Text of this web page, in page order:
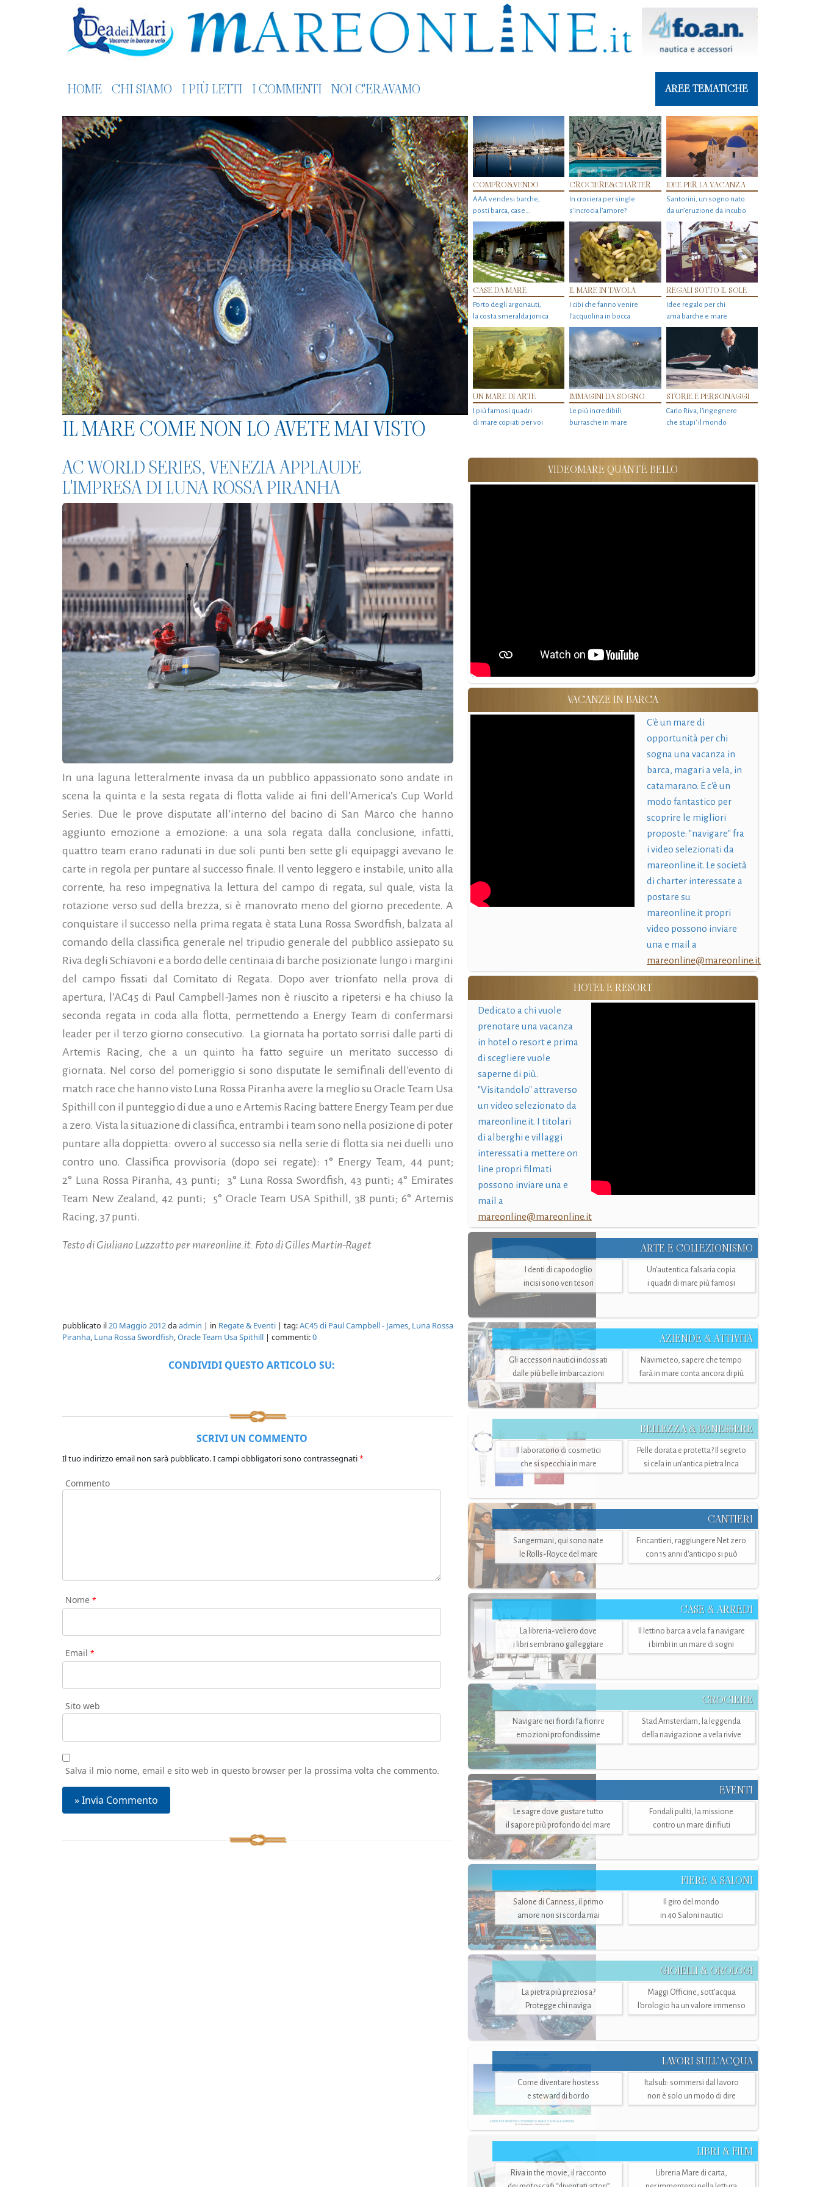
HOME CHI SIAMO I PIÙ LETTI I COMMENTI NOI C'ERAVAMO AREE TEMATICHE
IL MARE COME NON LO AVETE MAI VISTO
COMPRO&VENDO
AAA vendesi barche,
posti barca, case…
CROCIERE&CHARTER
In crociera per single
s'incrocia l’amore?
IDEE PER LA VACANZA
Santorini, un sogno nato
da un’eruzione da incubo
CASE DA MARE
Porto degli argonauti,
la costa smeralda jonica
IL MARE IN TAVOLA
I cibi che fanno venire
l’acquolina in bocca
REGALI SOTTO IL SOLE
Idee regalo per chi
ama barche e mare
UN MARE DI ARTE
I più famosi quadri
di mare copiati per voi
IMMAGINI DA SOGNO
Le più incredibili
burrasche in mare
STORIE E PERSONAGGI
Carlo Riva, l’ingegnere
che stupi' il mondo
AC WORLD SERIES, VENEZIA APPLAUDE
L'IMPRESA DI LUNA ROSSA PIRANHA
In una laguna letteralmente invasa da un pubblico appassionato sono andate in
scena la quinta e la sesta regata di flotta valide ai fini dell’America’s Cup World
Series. Due le prove disputate all’interno del bacino di San Marco che hanno
aggiunto emozione a emozione: a una sola regata dalla conclusione, infatti,
quattro team erano radunati in due soli punti ben sette gli equipaggi avevano le
carte in regola per puntare al successo finale. Il vento leggero e instabile, unito alla
corrente, ha reso impegnativa la lettura del campo di regata, sul quale, vista la
rotazione verso sud della brezza, si è manovrato meno del giorno precedente. A
conquistare il successo nella prima regata è stata Luna Rossa Swordfish, balzata al
comando della classifica generale nel tripudio generale del pubblico assiepato su
Riva degli Schiavoni e a bordo delle centinaia di barche posizionate lungo i margini
del campo fissati dal Comitato di Regata. Dopo aver trionfato nella prova di
apertura, l’AC45 di Paul Campbell-James non è riuscito a ripetersi e ha chiuso la
seconda regata in coda alla flotta, permettendo a Energy Team di confermarsi
leader per il terzo giorno consecutivo. La giornata ha portato sorrisi dalle parti di
Artemis Racing, che a un quinto ha fatto seguire un meritato successo di
giornata. Nel corso del pomeriggio si sono disputate le semifinali dell’evento di
match race che hanno visto Luna Rossa Piranha avere la meglio su Oracle Team Usa
Spithill con il punteggio di due a uno e Artemis Racing battere Energy Team per due
a zero. Vista la situazione di classifica, entrambi i team sono nella posizione di poter
puntare alla doppietta: ovvero al successo sia nella serie di flotta sia nei duelli uno
contro uno. Classifica provvisoria (dopo sei regate): 1° Energy Team, 44 punt;
2° Luna Rossa Piranha, 43 punti; 3° Luna Rossa Swordfish, 43 punti; 4° Emirates
Team New Zealand, 42 punti; 5° Oracle Team USA Spithill, 38 punti; 6° Artemis
Racing, 37 punti.
Testo di Giuliano Luzzatto per mareonline.it. Foto di Gilles Martin-Raget
pubblicato il20 Maggio 2012daadmin | in Regate & Eventi | tag:AC45 di Paul Campbell - James, Luna Rossa
Piranha, Luna Rossa Swordfish,Oracle Team Usa Spithill | commenti:0
CONDIVIDI QUESTO ARTICOLO SU:
SCRIVI UN COMMENTO
Il tuo indirizzo email non sarà pubblicato.I campi obbligatori sono contrassegnati*
Commento
Nome *
Email *
Sito web
Salva il mio nome, email e sito web in questo browser per la prossima volta che commento.
VIDEOMARE QUANT'È BELLO
VACANZE IN BARCA
C'è un mare di
opportunità per chi
sogna una vacanza in
barca, magari a vela, in
catamarano. E c'è un
modo fantastico per
scoprire le migliori
proposte: "navigare" fra
i video selezionati da
mareonline.it. Le società
di charter interessate a
postare su
mareonline.it propri
video possono inviare
una e mail a
mareonline@mareonline.it
HOTEL E RESORT
Dedicato a chi vuole
prenotare una vacanza
in hotel o resort e prima
di scegliere vuole
saperne di più.
"Visitandolo" attraverso
un video selezionato da
mareonline.it. I titolari
di alberghi e villaggi
interessati a mettere on
line propri filmati
possono inviare una e
mail a
mareonline@mareonline.it
ARTE E COLLEZIONISMO
I denti di capodoglio
incisi sono veri tesori
Un’autentica falsaria copia
i quadri di mare più famosi
AZIENDE & ATTIVITÀ
Gli accessori nautici indossati
dalle più belle imbarcazioni
Navimeteo, sapere che tempo
farà in mare conta ancora di più
BELLEZZA & BENESSERE
Il laboratorio di cosmetici
che si specchia in mare
Pelle dorata e protetta? Il segreto
si cela in un’antica pietra Inca
CANTIERI
Sangermani, qui sono nate
le Rolls-Royce del mare
Fincantieri, raggiungere Net zero
con 15 anni d'anticipo si può
CASE & ARREDI
La libreria-veliero dove
i libri sembrano galleggiare
Il lettino barca a vela fa navigare
i bimbi in un mare di sogni
CROCIERE
Navigare nei fiordi fa fiorire
emozioni profondissime
Stad Amsterdam, la leggenda
della navigazione a vela rivive
EVENTI
Le sagre dove gustare tutto
il sapore più profondo del mare
Fondali puliti, la missione
contro un mare di rifiuti
FIERE & SALONI
Salone di Canness, il primo
amore non si scorda mai
Il giro del mondo
in 40 Saloni nautici
GIOIELLI & OROLOGI
La pietra più preziosa?
Protegge chi naviga
Maggi Officine, sott’acqua
l'orologio ha un valore immenso
LAVORI SULL’ACQUA
Come diventare hostess
e steward di bordo
Italsub: sommersi dal lavoro
non è solo un modo di dire
LIBRI & FILM
Riva in the movie, il racconto
Libreria Mare di carta,